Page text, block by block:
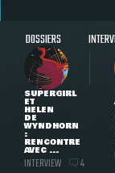
DOSSIERS
SUPERGIRL
ET
HELEN
DE
WYNDHORN
:
RENCONTRE
AVEC ...
INTERVIEW 4